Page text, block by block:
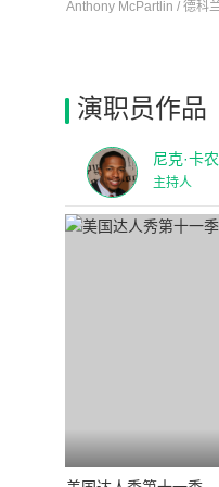
演职员作品
尼克·卡农
主持人